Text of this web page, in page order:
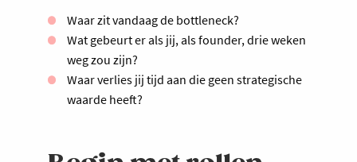
Waar zit vandaag de bottleneck?
Wat gebeurt er als jij, als founder, drie weken
weg zou zijn?
Waar verlies jij tijd aan die geen strategische
waarde heeft?